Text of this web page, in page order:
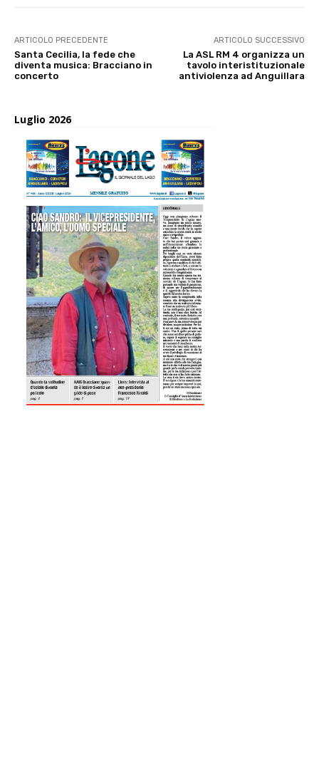
ARTICOLO PRECEDENTE
Santa Cecilia, la fede che
diventa musica: Bracciano in
concerto
ARTICOLO SUCCESSIVO
La ASL RM 4 organizza un
tavolo interistituzionale
antiviolenza ad Anguillara
Luglio 2026